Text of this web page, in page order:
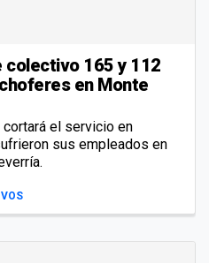
colectivo 165 y 112
en Monte
el servicio en
sus empleados en